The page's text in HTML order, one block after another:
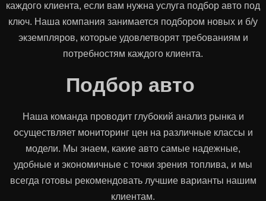
каждого клиента, если вам нужна услуга подбор авто под
ключ. Наша компания занимается подбором новых и б/у
экземпляров, которые удовлетворят требованиям и
потребностям каждого клиента.
Подбор авто
Наша команда проводит глубокий анализ рынка и
осуществляет мониторинг цен на различные классы и
модели. Мы знаем, какие авто самые надежные,
удобные и экономичные с точки зрения топлива, и мы
всегда готовы рекомендовать лучшие варианты нашим
клиентам.